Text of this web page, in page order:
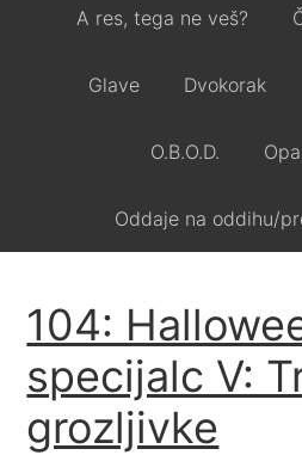
A res, tega ne veš?
Glave Dvokorak
O.B.O.D.
Oddaje na oddihu/
104:
specijalc V:
grozljivke